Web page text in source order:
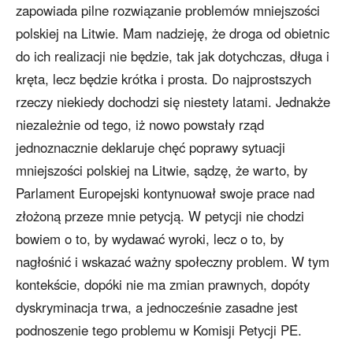
zapowiada pilne rozwiązanie problemów mniejszości
polskiej na Litwie. Mam nadzieję, że droga od obietnic
do ich realizacji nie będzie, tak jak dotychczas, długa i
kręta, lecz będzie krótka i prosta. Do najprostszych
rzeczy niekiedy dochodzi się niestety latami. Jednakże
niezależnie od tego, iż nowo powstały rząd
jednoznacznie deklaruje chęć poprawy sytuacji
mniejszości polskiej na Litwie, sądzę, że warto, by
Parlament Europejski kontynuował swoje prace nad
złożoną przeze mnie petycją. W petycji nie chodzi
bowiem o to, by wydawać wyroki, lecz o to, by
nagłośnić i wskazać ważny społeczny problem. W tym
kontekście, dopóki nie ma zmian prawnych, dopóty
dyskryminacja trwa, a jednocześnie zasadne jest
podnoszenie tego problemu w Komisji Petycji PE.